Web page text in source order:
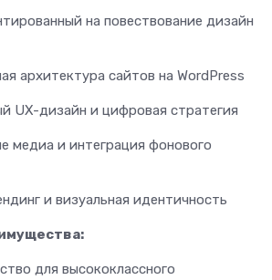
на повествование дизайн
архитектура сайтов на WordPress
UX-дизайн и цифровая стратегия
медиа и интеграция фонового
и визуальная идентичность
для высококлассного